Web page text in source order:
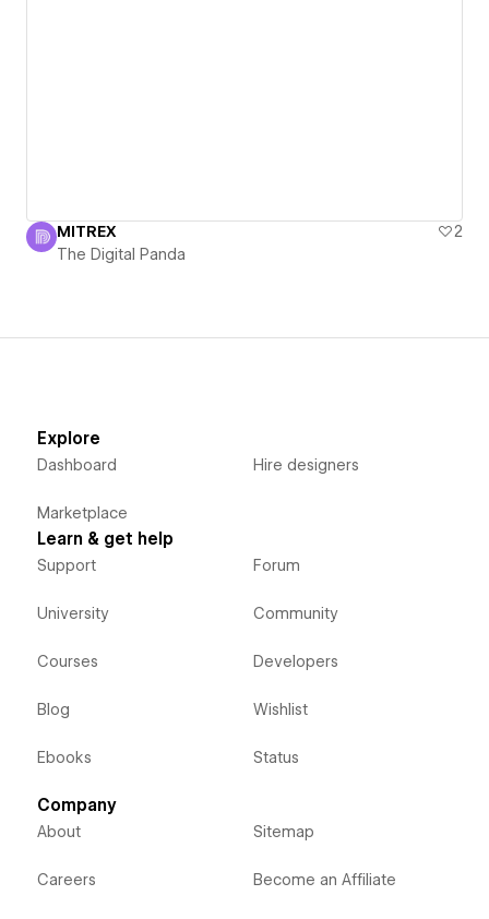
MITREX
2
The Digital Panda
Explore
Dashboard
Marketplace
Hire designers
Learn & get help
Support
University
Courses
Blog
Ebooks
Forum
Community
Developers
Wishlist
Status
Company
About
Careers
Sitemap
Become an Affiliate